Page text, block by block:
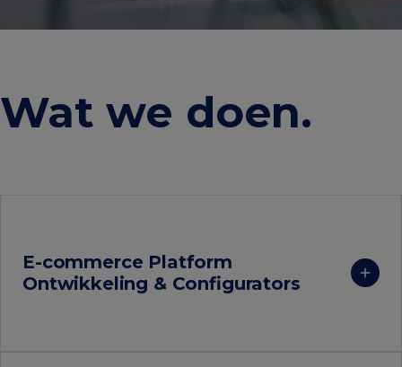
Wat we doen.
E-commerce Platform
Ontwikkeling & Configurators